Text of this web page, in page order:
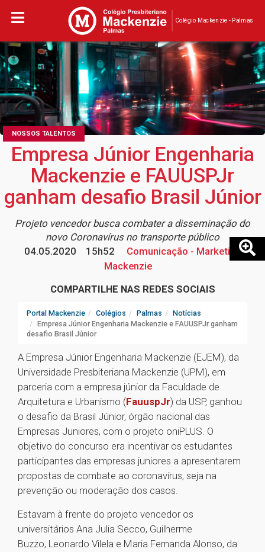
Colégio Mackenzie - Palmas
NOSSOS TALENTOS
Empresa Júnior Engenharia
Mackenzie e FAUUSPJr
ganham desafio Brasil Júnior
Projeto vencedor busca combater a disseminação do
novo Coronavírus no transporte público
04.05.2020
15h52
Comunicação - Marketing
Mackenzie
COMPARTILHE NAS REDES SOCIAIS
Portal Mackenzie Colégios Palmas
Notícias
Empresa Júnior Engenharia Mackenzie e FAUUSPJr ganham
desafio Brasil Júnior
A Empresa Júnior Engenharia Mackenzie (EJEM), da
Universidade Presbiteriana Mackenzie (UPM), em
parceria com a empresa júnior da Faculdade de
Arquitetura e Urbanismo (FauuspJr) da USP, ganhou
o desafio da Brasil Júnior, órgão nacional das
Empresas Juniores, com o projeto oniPLUS. O
objetivo do concurso era incentivar os estudantes
participantes das empresas juniores a apresentarem
propostas de combate ao coronavírus, seja na
prevenção ou moderação dos casos.
Estavam à frente do projeto vencedor os
universitários Ana Julia Secco, Guilherme
Buzzo, Leonardo Vilela e Maria Fernanda Alonso, da